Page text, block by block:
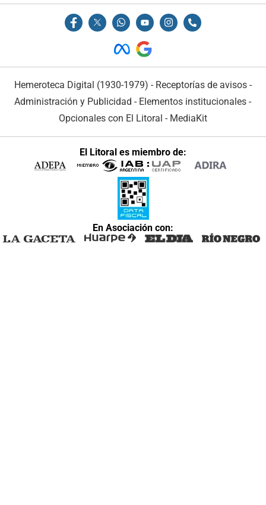
Hemeroteca Digital (1930-1979) - Receptorías de avisos -
Administración y Publicidad - Elementos institucionales -
Opcionales con El Litoral - MediaKit
El Litoral es miembro de:
En Asociación con: